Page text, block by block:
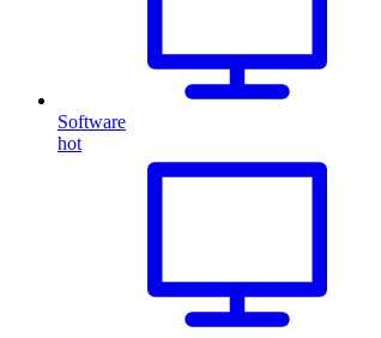
Software
hot